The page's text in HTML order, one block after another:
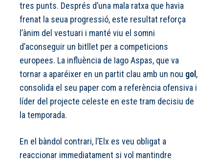
tres punts. Després d’una mala ratxa que havia
frenat la seua progressió, este resultat reforça
l’ànim del vestuari i manté viu el somni
d’aconseguir un bitllet per a competicions
europees. La influència de Iago Aspas, que va
tornar a aparéixer en un partit clau amb un nou gol ,
consolida el seu paper com a referència ofensiva i
líder del projecte celeste en este tram decisiu de
la temporada.
En el bàndol contrari, l’Elx es veu obligat a
reaccionar immediatament si vol mantindre